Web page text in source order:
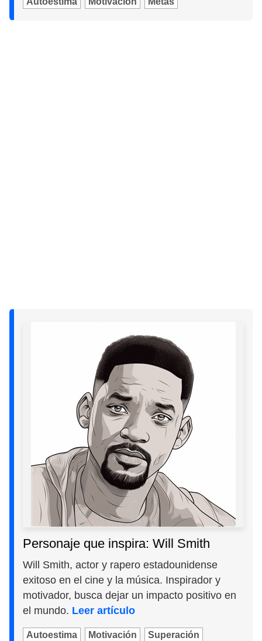
Personaje que inspira: Will Smith
Will Smith, actor y rapero estadounidense
exitoso en el cine y la música. Inspirador y
motivador, busca dejar un impacto positivo en
el mundo. Leer artículo
Autoestima Motivación Superación